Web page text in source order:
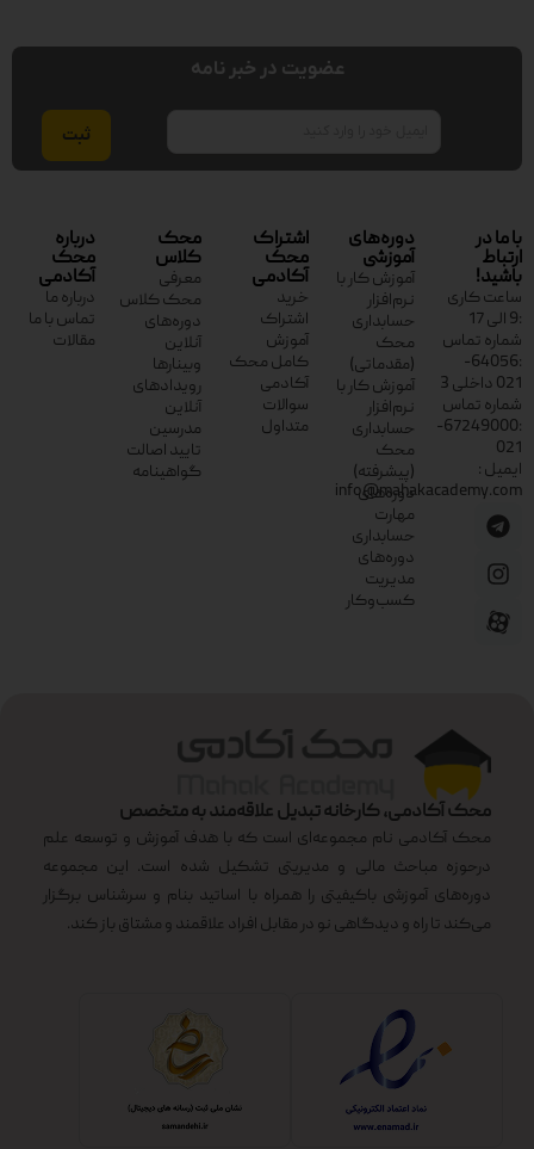
عضویت در خبر نامه
ایمیل
با ما در
ارتباط
باشید!
ساعت کاری
:9 الی 17
شماره تماس
:64056-
021 داخلی 3
شماره تماس
:67249000-
021
ایمیل :
info@mahakacademy.com
دوره‌های
آموزشی
آموزش کار با
نرم‌افزار
حسابداری
محک
(مقدماتی)
آموزش کار با
نرم‌افزار
حسابداری
محک
(پیشرفته)
دوره‌های
مهارت
حسابداری
دوره‌های
مدیریت
کسب‌وکار
اشتراک
محک
آکادمی
خرید
اشتراک
آموزش
کامل محک
آکادمی
سوالات
متداول
محک
کلاس
معرفی
محک کلاس
دوره‌های
آنلاین
وبینارها
رویدادهای
آنلاین
مدرسین
تایید اصالت
گواهینامه
درباره
محک
آکادمی
درباره ما
تماس با ما
مقالات
محک آکادمی، کارخانه تبدیل علاقه‌مند به متخصص
محک آکادمی نام مجموعه‌ای است که با هدف آموزش و توسعه علم
درحوزه مباحث مالی و مدیریتی تشکیل شده است. این مجموعه
دوره‌های آموزشی باکیفیتی را همراه با اساتید بنام و سرشناس برگزار
می‌کند تا راه و دیدگاهی نو در مقابل افراد علاقمند و مشتاق باز کند.